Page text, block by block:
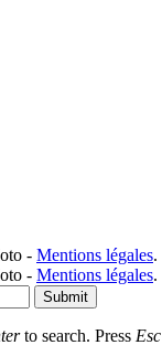
- Mentions légales.
- Mentions légales.
Submit
to search. Press Esc